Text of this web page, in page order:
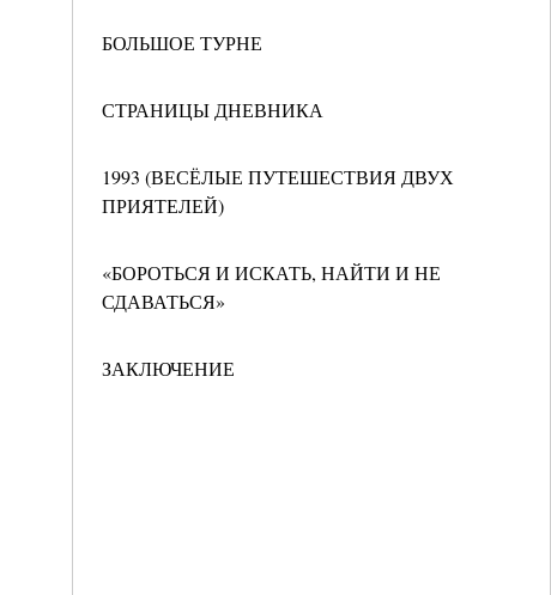
БОЛЬШОЕ ТУРНЕ
СТРАНИЦЫ ДНЕВНИКА
1993 (ВЕСЁЛЫЕ ПУТЕШЕСТВИЯ ДВУХ
ПРИЯТЕЛЕЙ)
«БОРОТЬСЯ И ИСКАТЬ, НАЙТИ И НЕ
СДАВАТЬСЯ»
ЗАКЛЮЧЕНИЕ